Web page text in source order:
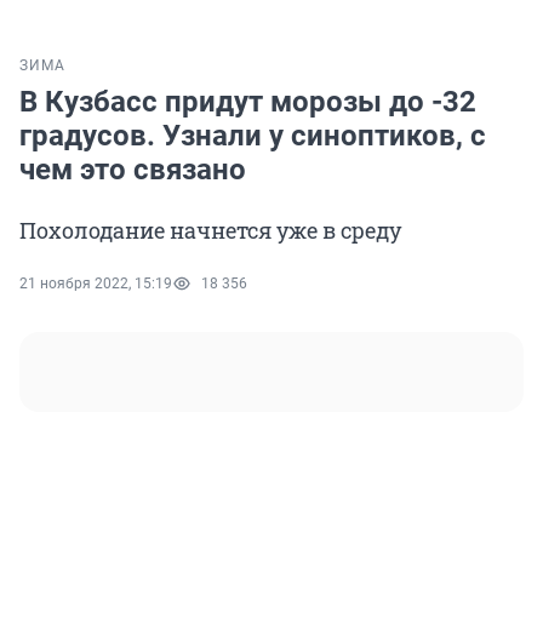
ЗИМА
В Кузбасс придут морозы до -32
градусов. Узнали у синоптиков, с
чем это связано
Похолодание начнется уже в среду
21 ноября 2022, 15:19 18 356